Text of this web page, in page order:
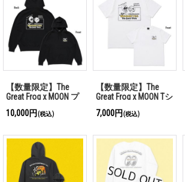
【数量限定】The
Great Frog x MOON プ
ルオーバー フーディ
ー
10,000円 (税込)
【数量限定】The
Great Frog x MOON Tシ
ャツ (ホワイト)
7,000円 (税込)